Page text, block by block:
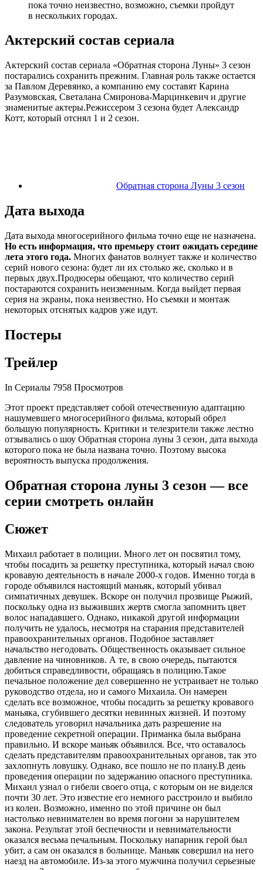
пока точно неизвестно, возможно, съемки пройдут
в нескольких городах.
Актерский состав сериала
Актерский состав сериала «Обратная сторона Луны» 3 сезон
постарались сохранить прежним. Главная роль также остается
за Павлом Деревянко, а компанию ему составят Карина
Разумовская, Светалана Смиронова-Марцинкевич и другие
знаменитые актеры.Режиссером 3 сезона будет Александр
Котт, который отснял 1 и 2 сезон.
Обратная сторона Луны 3 сезон
Дата выхода
Дата выхода многосерийного фильма точно еще не назначена.
Но есть информация, что премьеру стоит ожидать середине
лета этого года. Многих фанатов волнует также и количество
серий нового сезона: будет ли их столько же, сколько и в
первых двух.Продюсеры обещают, что количество серий
постараются сохранить неизменным. Когда выйдет первая
серия на экраны, пока неизвестно. Но съемки и монтаж
некоторых отснятых кадров уже идут.
Постеры
Трейлер
In Сериалы 7958 Просмотров
Этот проект представляет собой отечественную адаптацию
нашумевшего многосерийного фильма, который обрел
большую популярность. Критики и телезрители также лестно
отзывались о шоу Обратная сторона луны 3 сезон, дата выхода
которого пока не была названа точно. Поэтому высока
вероятность выпуска продолжения.
Обратная сторона луны 3 сезон — все
серии смотреть онлайн
Сюжет
Михаил работает в полиции. Много лет он посвятил тому,
чтобы посадить за решетку преступника, который начал свою
кровавую деятельность в начале 2000-х годов. Именно тогда в
городе объявился настоящий маньяк, который убивал
симпатичных девушек. Вскоре он получил прозвище Рыжий,
поскольку одна из выживших жертв смогла запомнить цвет
волос нападавшего. Однако, никакой другой информации
получить не удалось, несмотря на старания представителей
правоохранительных органов. Подобное заставляет
начальство негодовать. Общественность оказывает сильное
давление на чиновников. А те, в свою очередь, пытаются
добиться справедливости, обращаясь в полицию.Такое
печальное положение дел совершенно не устраивает не только
руководство отдела, но и самого Михаила. Он намерен
сделать все возможное, чтобы посадить за решетку кровавого
маньяка, сгубившего десятки невинных жизней. И поэтому
следователь уговорил начальника дать разрешение на
проведение секретной операции. Приманка была выбрана
правильно. И вскоре маньяк объявился. Все, что оставалось
сделать представителям правоохранительных органов, так это
захлопнуть ловушку. Однако, все пошло не по плану.В день
проведения операции по задержанию опасного преступника.
Михаил узнал о гибели своего отца, с которым он не виделся
почти 30 лет. Это известие его немного расстроило и выбило
из колеи. Возможно, именно по этой причине он был
настолько невнимателен во время погони за нарушителем
закона. Результат этой беспечности и невнимательности
оказался весьма печальным. Поскольку напарник герой был
убит, а сам он оказался в больнице. Маньяк совершил на него
наезд на автомобиле. Из-за этого мужчина получил серьезные